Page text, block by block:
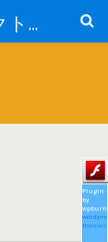
サプリメントダイレクトブログ
Plugin
by
themes